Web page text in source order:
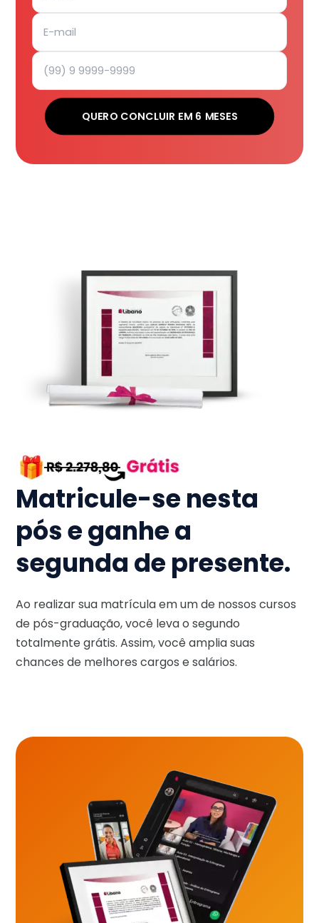
QUERO CONCLUIR EM 6 MESES
Matricule-se nesta
pós e ganhe a
segunda de presente.
Ao realizar sua matrícula em um de nossos cursos
de pós-graduação, você leva o segundo
totalmente grátis. Assim, você amplia suas
chances de melhores cargos e salários.